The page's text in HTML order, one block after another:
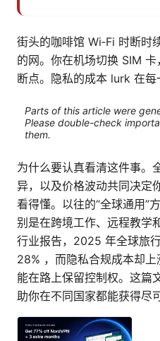
街头的咖啡馆 Wi‑Fi 时断时
的网。你在机场切换 SIM
断点。隐私的成本 lurk 在每
Parts of this article were
Please double-check
them.
为什么要认真看清这件事。
异，以及价格波动共同决定
看得懂。以往的“全球通用”
别是在跨境工作、远程教学
行业报告，2025 年全球旅
28% ，而隐私合规成本却
能在路上保留控制权。这篇
助你在不同国家都能获得尽